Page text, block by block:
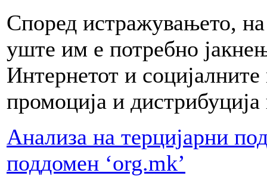
Според истражувањето,
уште им е потребно
Интернетот и
промоција и
Анализа на терцијарни
поддомен ‘org.mk’